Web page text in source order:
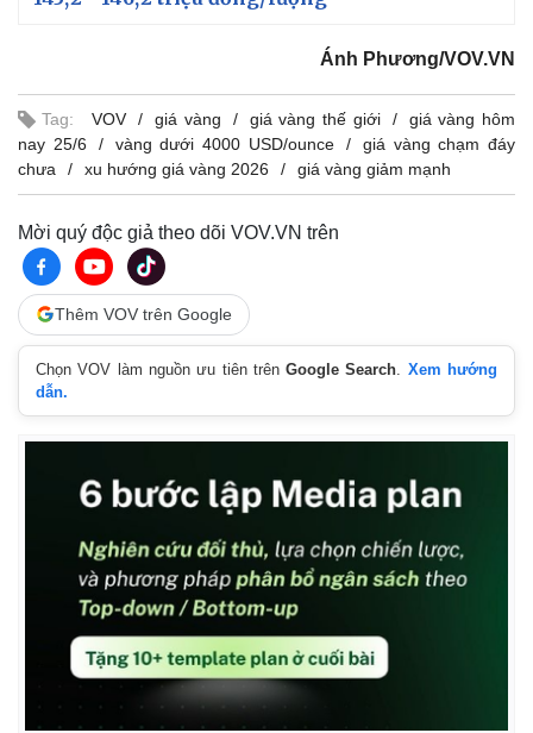
Ánh Phương/VOV.VN
Tag: VOV giá vàng giá vàng thế giới
giá vàng hôm
nay 25/6
vàng dưới 4000 USD/ounce
giá vàng chạm đáy
chưa
xu hướng giá vàng 2026 giá vàng giảm mạnh
Mời quý độc giả theo dõi VOV.VN trên
Thêm VOV trên Google
Chọn VOV làm nguồn ưu tiên trênGoogle Search
Xem hướng
dẫn.